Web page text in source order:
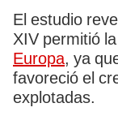
El estudio
XIV permitió
Europa, ya
favoreció el
explotadas.